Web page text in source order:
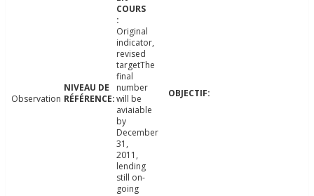
Observation
Original
indicator,
revised
targetThe
final
number
will be
aviaiable
by
December
31,
2011,
lending
still on-
going